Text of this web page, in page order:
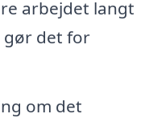
arbejdet langt
gør det for
om det